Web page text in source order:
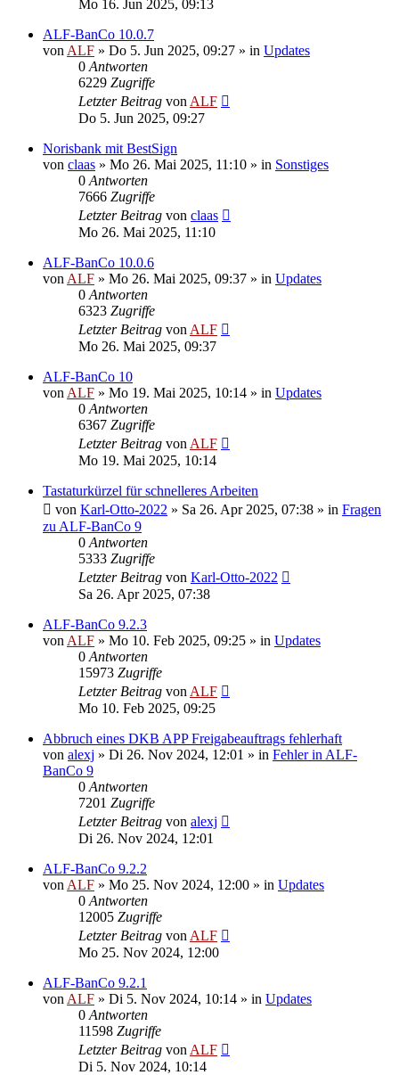
Mo 16. Jun 2025, 09:13
ALF-BanCo 10.0.7
von ALF » Do 5. Jun 2025, 09:27 » in Updates
0 Antworten
6229 Zugriffe
Letzter Beitrag von ALF
Do 5. Jun 2025, 09:27
Norisbank mit BestSign
von claas » Mo 26. Mai 2025, 11:10 » in Sonstiges
0 Antworten
7666 Zugriffe
Letzter Beitrag von claas
Mo 26. Mai 2025, 11:10
ALF-BanCo 10.0.6
von ALF » Mo 26. Mai 2025, 09:37 » in Updates
0 Antworten
6323 Zugriffe
Letzter Beitrag von ALF
Mo 26. Mai 2025, 09:37
ALF-BanCo 10
von ALF » Mo 19. Mai 2025, 10:14 » in Updates
0 Antworten
6367 Zugriffe
Letzter Beitrag von ALF
Mo 19. Mai 2025, 10:14
Tastaturkürzel für schnelleres Arbeiten
von Karl-Otto-2022 » Sa 26. Apr 2025, 07:38 » in Fragen
zu ALF-BanCo 9
0 Antworten
5333 Zugriffe
Letzter Beitrag von Karl-Otto-2022
Sa 26. Apr 2025, 07:38
ALF-BanCo 9.2.3
von ALF » Mo 10. Feb 2025, 09:25 » in Updates
0 Antworten
15973 Zugriffe
Letzter Beitrag von ALF
Mo 10. Feb 2025, 09:25
Abbruch eines DKB APP Freigabeauftrags fehlerhaft
von alexj » Di 26. Nov 2024, 12:01 » in Fehler in ALF-
BanCo 9
0 Antworten
7201 Zugriffe
Letzter Beitrag von alexj
Di 26. Nov 2024, 12:01
ALF-BanCo 9.2.2
von ALF » Mo 25. Nov 2024, 12:00 » in Updates
0 Antworten
12005 Zugriffe
Letzter Beitrag von ALF
Mo 25. Nov 2024, 12:00
ALF-BanCo 9.2.1
von ALF » Di 5. Nov 2024, 10:14 » in Updates
0 Antworten
11598 Zugriffe
Letzter Beitrag von ALF
Di 5. Nov 2024, 10:14